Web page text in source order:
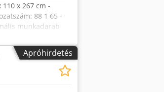
110 x 267 cm -
88 1 65 -
munkadarab
- Biztosíték [A]:
x m) - Szállítási
ÁFA: A megadott
a régi gép
Apróhirdetés